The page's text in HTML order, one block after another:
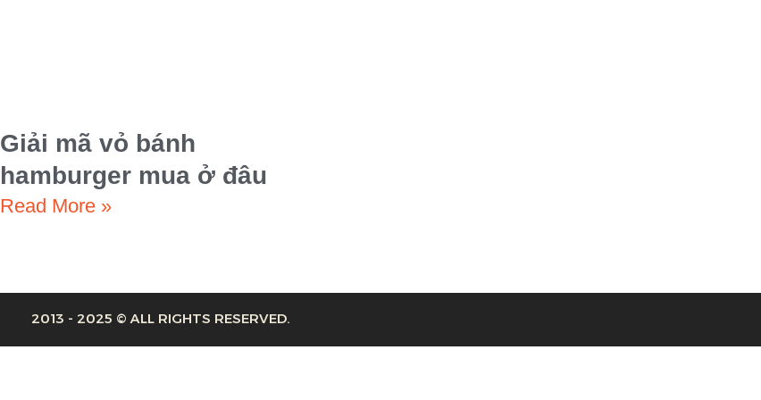
Giải mã vỏ bánh
hamburger mua ở đâu
Read More »
2013 - 2025 © ALL RIGHTS RESERVED.